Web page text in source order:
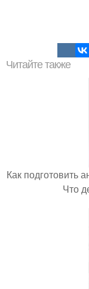
Читайте также
Как подготовить
Что